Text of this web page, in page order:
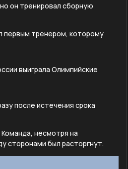
он тренировал сборную
первым тренером, которому
выиграла Олимпийские
после истечения срока
Команда, несмотря на
сторонами был расторгнут.